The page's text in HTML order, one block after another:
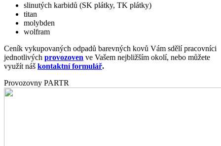
slinutých karbidů (SK plátky, TK plátky)
titan
molybden
wolfram
Ceník vykupovaných odpadů barevných kovů Vám sdělí pracovníci
jednotlivých provozoven ve Vašem nejbližším okolí, nebo můžete
využít náš kontaktní formulář.
Provozovny PARTR